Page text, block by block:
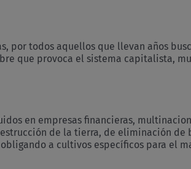
por todos aquellos que llevan años
que provoca el sistema capitalista,
en empresas financieras,
de la tierra, de eliminación de
a cultivos específicos para el